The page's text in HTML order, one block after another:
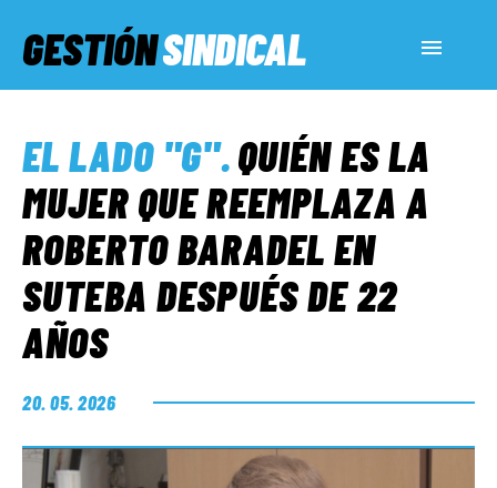
GESTIÓNSINDICAL
SERVICIOS SOCIALES
INFORMES ESPECIALES
FUERA DE MEGÁFONO
EL LADO «G»
EL LADO "G".QUIÉN ES LA
MUJER QUE REEMPLAZA A
ROBERTO BARADEL EN
SUTEBA DESPUÉS DE 22
AÑOS
20. 05. 2026